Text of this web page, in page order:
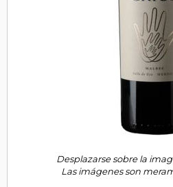
Desplazarse sobre la
Las imágenes son